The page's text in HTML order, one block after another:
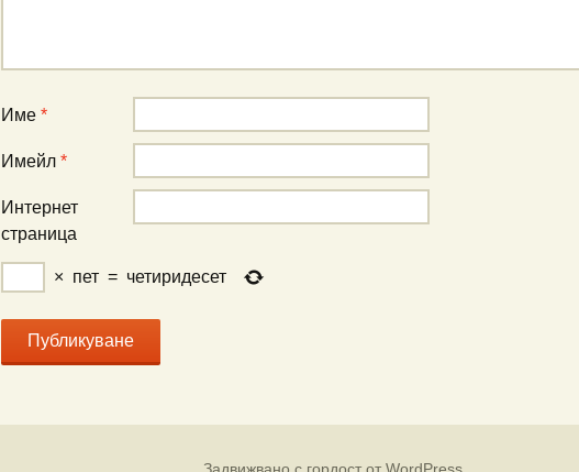
Име *
Имейл *
Интернет
страница
× пет = четиридесет